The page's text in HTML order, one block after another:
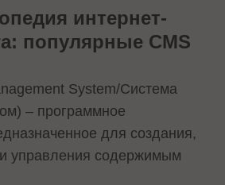
интернет-
популярные CMS
System/Система
– программное
для создания,
управления содержимым